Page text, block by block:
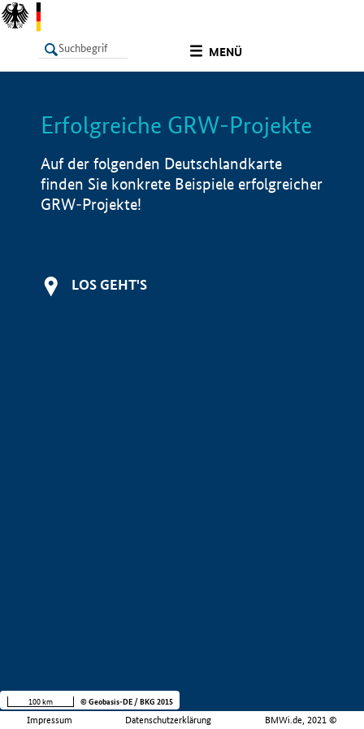
MENÜ
LISTE Info
Erfolgreiche GRW-Projekte
Auf der folgenden Deutschlandkarte
finden Sie konkrete Beispiele erfolgreicher
GRW-Projekte!
LOS GEHT'S
Impressum Datenschutzerklärung BMWi.de, 2021 ©
100 km © Geobasis-DE / BKG 2015